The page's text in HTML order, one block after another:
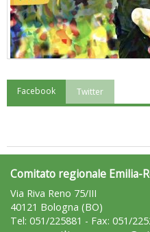
"Superare gli ostacoli": la
Facebook Twitter
Comitato regionale Emilia-
Via Riva Reno 75/III
40121 Bologna (BO)
Tel: 051/225881 - Fax: 051/